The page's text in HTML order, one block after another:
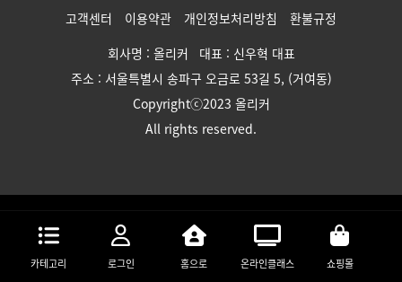
카테고리 로그인 홈으로 온라인클래스 쇼핑몰
고객센터 이용약관 개인정보처리방침
환불규정
회사명 : 올리커 대표 : 신우혁 대표
주소 : 서울특별시 송파구 오금로 53길 5, (거여동)
Copyrightⓒ2023 올리커
All rights reserved.